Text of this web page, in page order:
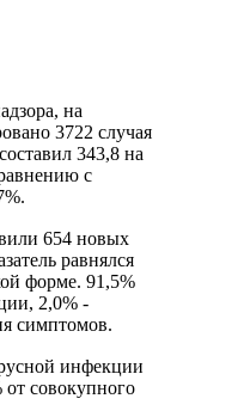
на
3722 случая
343,8 на
с
654 новых
равнялся
форме. 91,5%
2,0% -
симптомов.
инфекции
от совокупного